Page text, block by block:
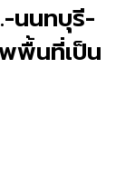
นนทบุรี-
พื้นที่เป็น